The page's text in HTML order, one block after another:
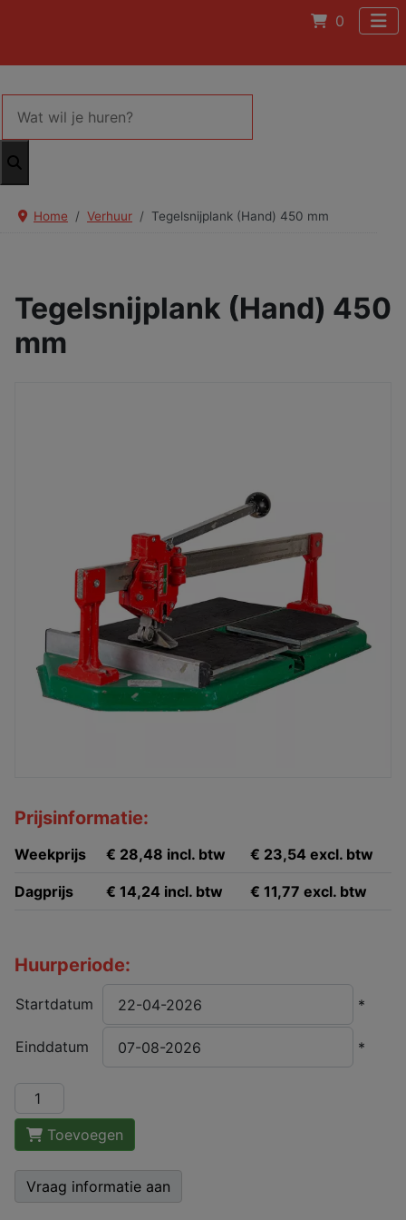
0
Home Verhuur Tegelsnijplank (Hand) 450 mm
Tegelsnijplank (Hand) 450
mm
Prijsinformatie:
Weekprijs € 28,48 incl. btw € 23,54 excl. btw
Dagprijs € 14,24 incl. btw € 11,77 excl. btw
Huurperiode:
Startdatum *
Einddatum *
Toevoegen
Vraag informatie aan